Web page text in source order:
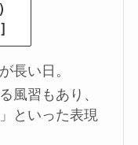
長い日。
風習もあり、
といった表現